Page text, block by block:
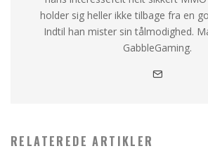
holder sig heller ikke tilbage fra en
Indtil han mister sin tålmodighed.
GabbleGaming.
RELATEREDE ARTIKLER